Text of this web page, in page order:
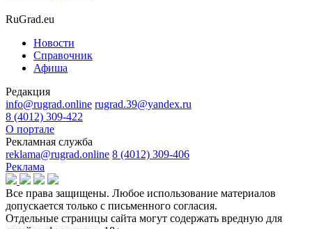
RuGrad.eu
Новости
Справочник
Афиша
Редакция
info@rugrad.online rugrad.39@yandex.ru
8 (4012) 309-422
О портале
Рекламная служба
reklama@rugrad.online 8 (4012) 309-406
Реклама
Все права защищены. Любое использование материалов
допускается только с письменного согласия.
Отдельные страницы сайта могут содержать вредную для